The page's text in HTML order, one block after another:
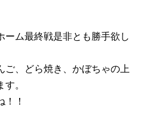
ーム最終戦是非とも勝手欲し
ご、どら焼き、かぼちゃの上
。
！！